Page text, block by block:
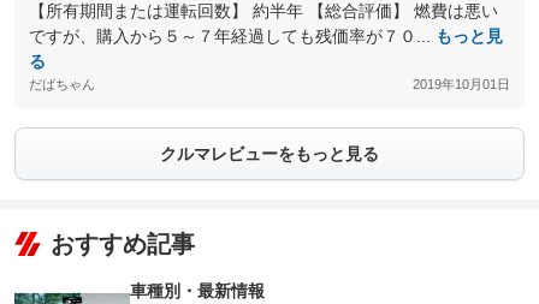
【所有期間または運転回数】 約半年 【総合評価】 燃費は悪い
ですが、購入から５～７年経過しても残価率が７０...
もっと見
る
だばちゃん 2019年10月01日
クルマレビューをもっと見る
おすすめ記事
車種別・最新情報